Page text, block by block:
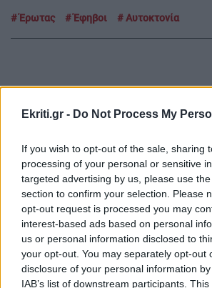
Ekriti.gr - Do Not Process My
If you wish to opt-out of the sale, sharing
processing of your personal or sensitive
targeted advertising by us, please use
section to confirm your selection. Please
opt-out request is processed you may
interest-based ads based on personal
us or personal information disclosed to
your opt-out. You may separately opt-out
disclosure of your personal information
IAB’s list of downstream participants.
Έρωτας Έφηβοι Αυτοκτονία
ΡΟΗ
ΣΧΕΣΕΙΣ ΚΑΙ SEX
Χρήματα και σχέση: Πώς να
καταλήξετε σε καβγά
GOSSIP - LIFESTYLE
Η Μπάρμπρα Στρέιζαντ
της παιδικό βιβλίο